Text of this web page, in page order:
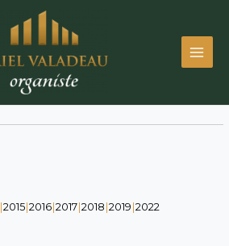
2015 2016 2017 2018 2019 2022